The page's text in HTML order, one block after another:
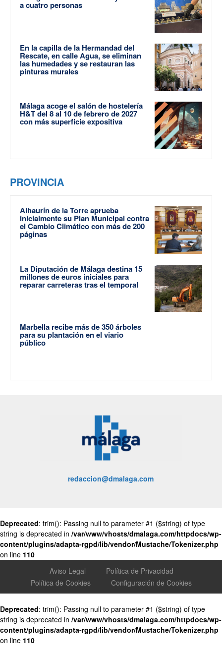
a cuatro personas
En la capilla de la Hermandad del
Rescate, en calle Agua, se eliminan
las humedades y se restauran las
pinturas murales
Málaga acoge el salón de hostelería
H&T del 8 al 10 de febrero de 2027
con más superficie expositiva
PROVINCIA
Alhaurín de la Torre aprueba
inicialmente su Plan Municipal contra
el Cambio Climático con más de 200
páginas
La Diputación de Málaga destina 15
millones de euros iniciales para
reparar carreteras tras el temporal
Marbella recibe más de 350 árboles
para su plantación en el viario
público
redaccion@dmalaga.com
Deprecated: trim(): Passing null to parameter #1 ($string) of type
string is deprecated in /var/www/vhosts/dmalaga.com/httpdocs/wp-
content/plugins/adapta-rgpd/lib/vendor/Mustache/Tokenizer.php
on line 110
Aviso Legal
Política de Privacidad
Política de Cookies
Configuración de Cookies
Deprecated: trim(): Passing null to parameter #1 ($string) of type
string is deprecated in /var/www/vhosts/dmalaga.com/httpdocs/wp-
content/plugins/adapta-rgpd/lib/vendor/Mustache/Tokenizer.php
on line 110